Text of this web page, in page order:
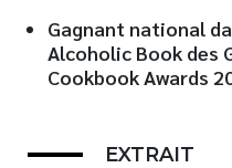
Gagnant national
Alcoholic Book des
Cookbook Awards
EXTRAIT